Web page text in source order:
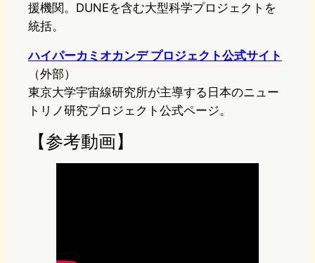
援機関。DUNEを含む大型科学プロジェクトを
統括。
ハイパーカミオカンデ プロジェクト公式サイト
（外部）
東京大学宇宙線研究所が主導する日本のニュー
トリノ研究プロジェクト公式ページ。
【参考動画】